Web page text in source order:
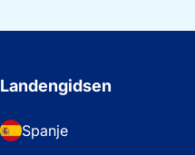
Landengidsen
Spanje